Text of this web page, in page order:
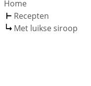
Home
Recepten
Met luikse siroop